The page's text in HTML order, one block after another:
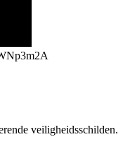
veiligheidsschilden.